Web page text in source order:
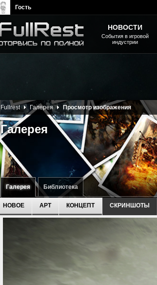
Галерея Библиотека
Галерея
Fullrest Галерея Просмотр изображения
НОВОЕ АРТ КОНЦЕПТ СКРИНШОТЫ
НОВОСТИ
События в игровой
индустрии
Гость